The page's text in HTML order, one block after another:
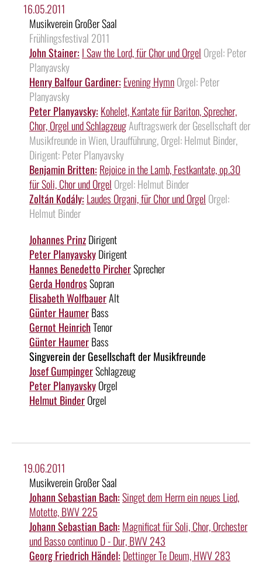
16.05.2011
Musikverein Großer Saal
Frühlingsfestival 2011
John Stainer: I Saw the Lord, für Chor und Orgel Orgel: Peter
Planyavsky
Henry Balfour Gardiner: Evening HymnOrgel: Peter
Planyavsky
Peter Planyavsky: Kohelet, Kantate für Bariton, Sprecher,
Chor, Orgel und SchlagzeugAuftragswerk der Gesellschaft der
Musikfreunde in Wien, Uraufführung, Orgel: Helmut Binder,
Dirigent: Peter Planyavsky
Benjamin Britten: Rejoice in the Lamb, Festkantate, op.30
für Soli, Chor und Orgel Orgel: Helmut Binder
Zoltán Kodály: Laudes Organi, für Chor und Orgel Orgel:
Helmut Binder
Johannes PrinzDirigent
Peter PlanyavskyDirigent
Hannes Benedetto PircherSprecher
Gerda HondrosSopran
Elisabeth WolfbauerAlt
Günter HaumerBass
Gernot HeinrichTenor
Günter HaumerBass
Singverein der Gesellschaft der Musikfreunde
Josef GumpingerSchlagzeug
Peter PlanyavskyOrgel
Helmut BinderOrgel
19.06.2011
Musikverein Großer Saal
Johann Sebastian Bach:Singet dem Herrn ein neues Lied,
Motette, BWV 225
Johann Sebastian Bach: Magnificat für Soli, Chor, Orchester
und Basso continuo D - Dur, BWV 243
Georg Friedrich Händel: Dettinger Te Deum, HWV 283